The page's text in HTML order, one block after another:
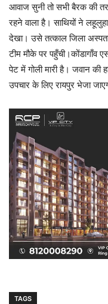
आवाज सुनी तो सभी बैरक की
रहने वाला है। साथियों ने
देखा। उसे तत्काल जिला
टीम मौके पर पहुँची।कोंडागाँव
पेट में गोली मारी है। जवान की
उपचार के लिए रायपुर भेजा
TAGS